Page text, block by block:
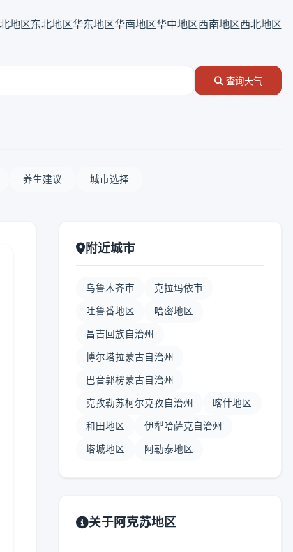
地区东北地区华东地区华南地区华中地区西南地区西北地区
查询天气
养生建议 城市选择
附近城市
乌鲁木齐市 克拉玛依市
吐鲁番地区 哈密地区
昌吉回族自治州
博尔塔拉蒙古自治州
巴音郭楞蒙古自治州
克孜勒苏柯尔克孜自治州 喀什地区
和田地区 伊犁哈萨克自治州
塔城地区 阿勒泰地区
关于阿克苏地区